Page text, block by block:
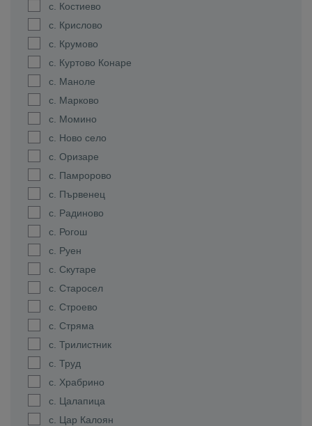
с. Костиево
с. Крислово
с. Крумово
с. Куртово Конаре
с. Маноле
с. Марково
с. Момино
с. Ново село
с. Оризаре
с. Памророво
с. Първенец
с. Радиново
с. Рогош
с. Руен
с. Скутаре
с. Старосел
с. Строево
с. Стряма
с. Трилистник
с. Труд
с. Храбрино
с. Цалапица
с. Цар Калоян